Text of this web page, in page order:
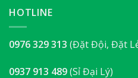
HOTLINE
0976 329 313 (Đặt Đội, Đặt
0937 913 489(Sỉ Đại Lý)